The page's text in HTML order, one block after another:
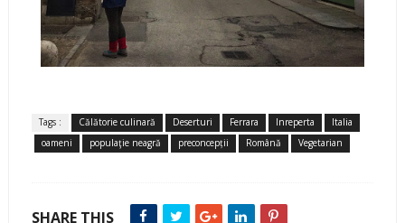
Tags : Călătorie culinară Deserturi Ferrara Inreperta
Italia
oameni
populaţie neagră preconcepții Română Vegetarian
SHARE THIS